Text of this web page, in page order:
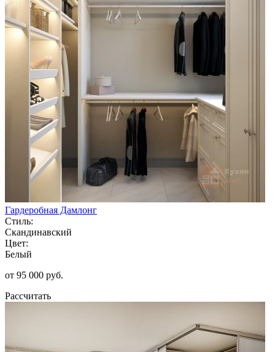
Гардеробная Дамлонг
Стиль:
Скандинавский
Цвет:
Белый
от 95 000 руб.
Рассчитать